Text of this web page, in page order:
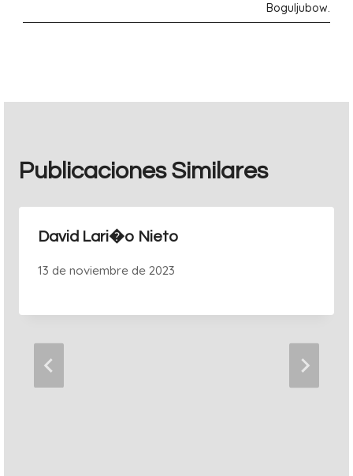
Boguljubow.
Publicaciones Similares
David Lari�o Nieto
13 de noviembre de 2023